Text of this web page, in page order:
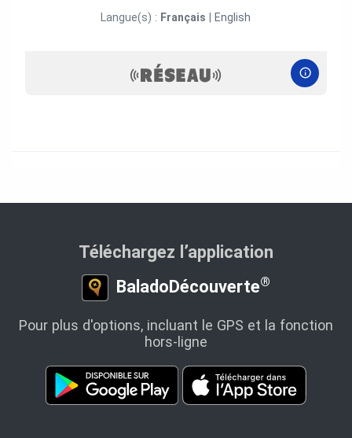
Langue(s) : Français English
Téléchargez l’application
BaladoDécouverte®
Pour plus d'options, incluant le GPS et la fonction
hors‑ligne